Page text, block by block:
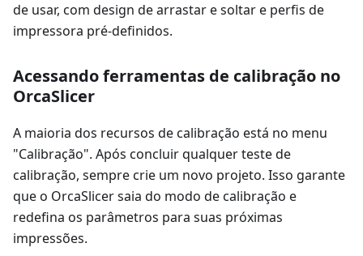
de usar, com design de arrastar e soltar e perfis de
impressora pré-definidos.
Acessando ferramentas de calibração no
OrcaSlicer
A maioria dos recursos de calibração está no menu
"Calibração". Após concluir qualquer teste de
calibração, sempre crie um novo projeto. Isso garante
que o OrcaSlicer saia do modo de calibração e
redefina os parâmetros para suas próximas
impressões.